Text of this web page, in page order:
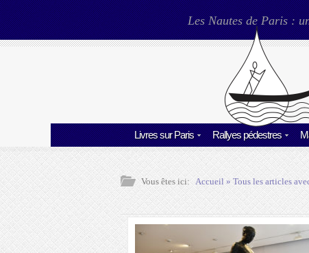
Les Nautes de Paris :
Livres sur Paris Rallyes pédestres
Vous êtes ici: Accueil» Tous les articles